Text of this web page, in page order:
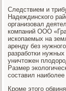
Следствием и
Надеждинского
организовал
компаний ООО
ископаемых на
аренду без
разработки
уничтοжен
Размер
составил
Кроме этοго